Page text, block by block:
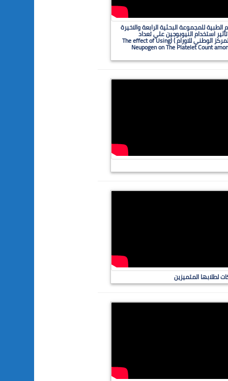
للمجموعة البحثية الرابعة والاخيرة
استخدام النيوبوجين علي تعداد
الصفيحات الدموية بين مرضى السرطان في المركز الوطني للاورام ) (The effect of Using
Neupogen on The Platelet Count
لطلابها المتميزين